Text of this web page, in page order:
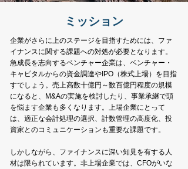
ミッション
企業がさらに上のステージを目指すためには、ファ
イナンスに関する課題への対処が必要となります。
急成長を志向するベンチャー企業は、ベンチャー・
キャピタルからの資金調達やIPO（株式上場）を目指
すでしょう。 売上高数十億円～数百億円程度の規模
になると、M&Aの実施を検討したり、事業承継で頭
を悩ます企業も多くなります。 上場企業にとって
は、適正な会計処理の選択、計数管理の高度化、投
資家とのコミュニケーションも重要な課題です。
しかしながら 、ファイナンスに深い知見を有する人
材は限られています。非上場企業では、CFOがいな